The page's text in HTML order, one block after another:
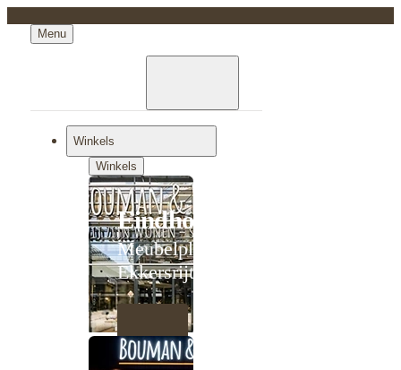
Menu
Winkels
Winkels
Eindhoven
Meubelplein
Ekkersrijt